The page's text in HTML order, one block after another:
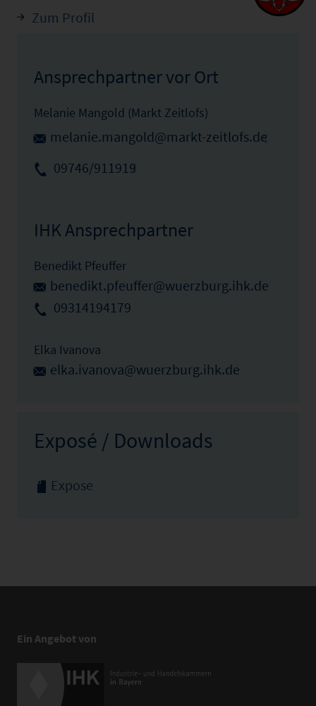
Zum Profil
Ansprechpartner vor Ort
Melanie Mangold (Markt Zeitlofs)
melanie.mangold@markt-zeitlofs.de
09746/911919
IHK Ansprechpartner
Benedikt Pfeuffer
benedikt.pfeuffer@wuerzburg.ihk.de
09314194179
Elka Ivanova
elka.ivanova@wuerzburg.ihk.de
Exposé / Downloads
Expose
Ein Angebot von